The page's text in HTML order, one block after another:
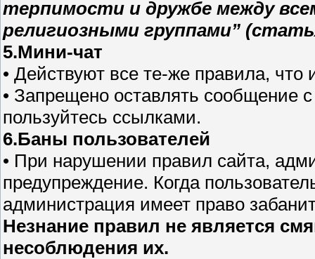
терпимости и дружбе между
религиозными группами”
5.Мини-чат
• Действуют все те-же правила, что
• Запрещено оставлять сообщение
пользуйтесь ссылками.
6.Баны пользователей
• При нарушении правил сайта,
предупреждение. Когда
администрация имеет право
Незнание правил не является
несоблюдения их.